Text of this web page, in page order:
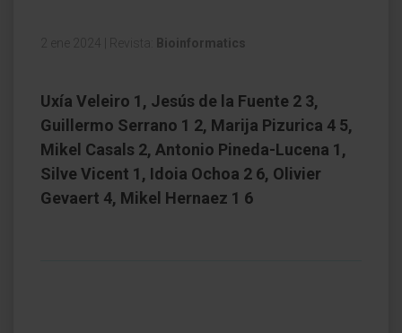
2 ene 2024 Revista: Bioinformatics
Uxía Veleiro 1, Jesús de la Fuente 2 3,
Guillermo Serrano 1 2, Marija Pizurica 4 5,
Mikel Casals 2, Antonio Pineda-Lucena 1,
Silve Vicent 1, Idoia Ochoa 2 6, Olivier
Gevaert 4, Mikel Hernaez 1 6